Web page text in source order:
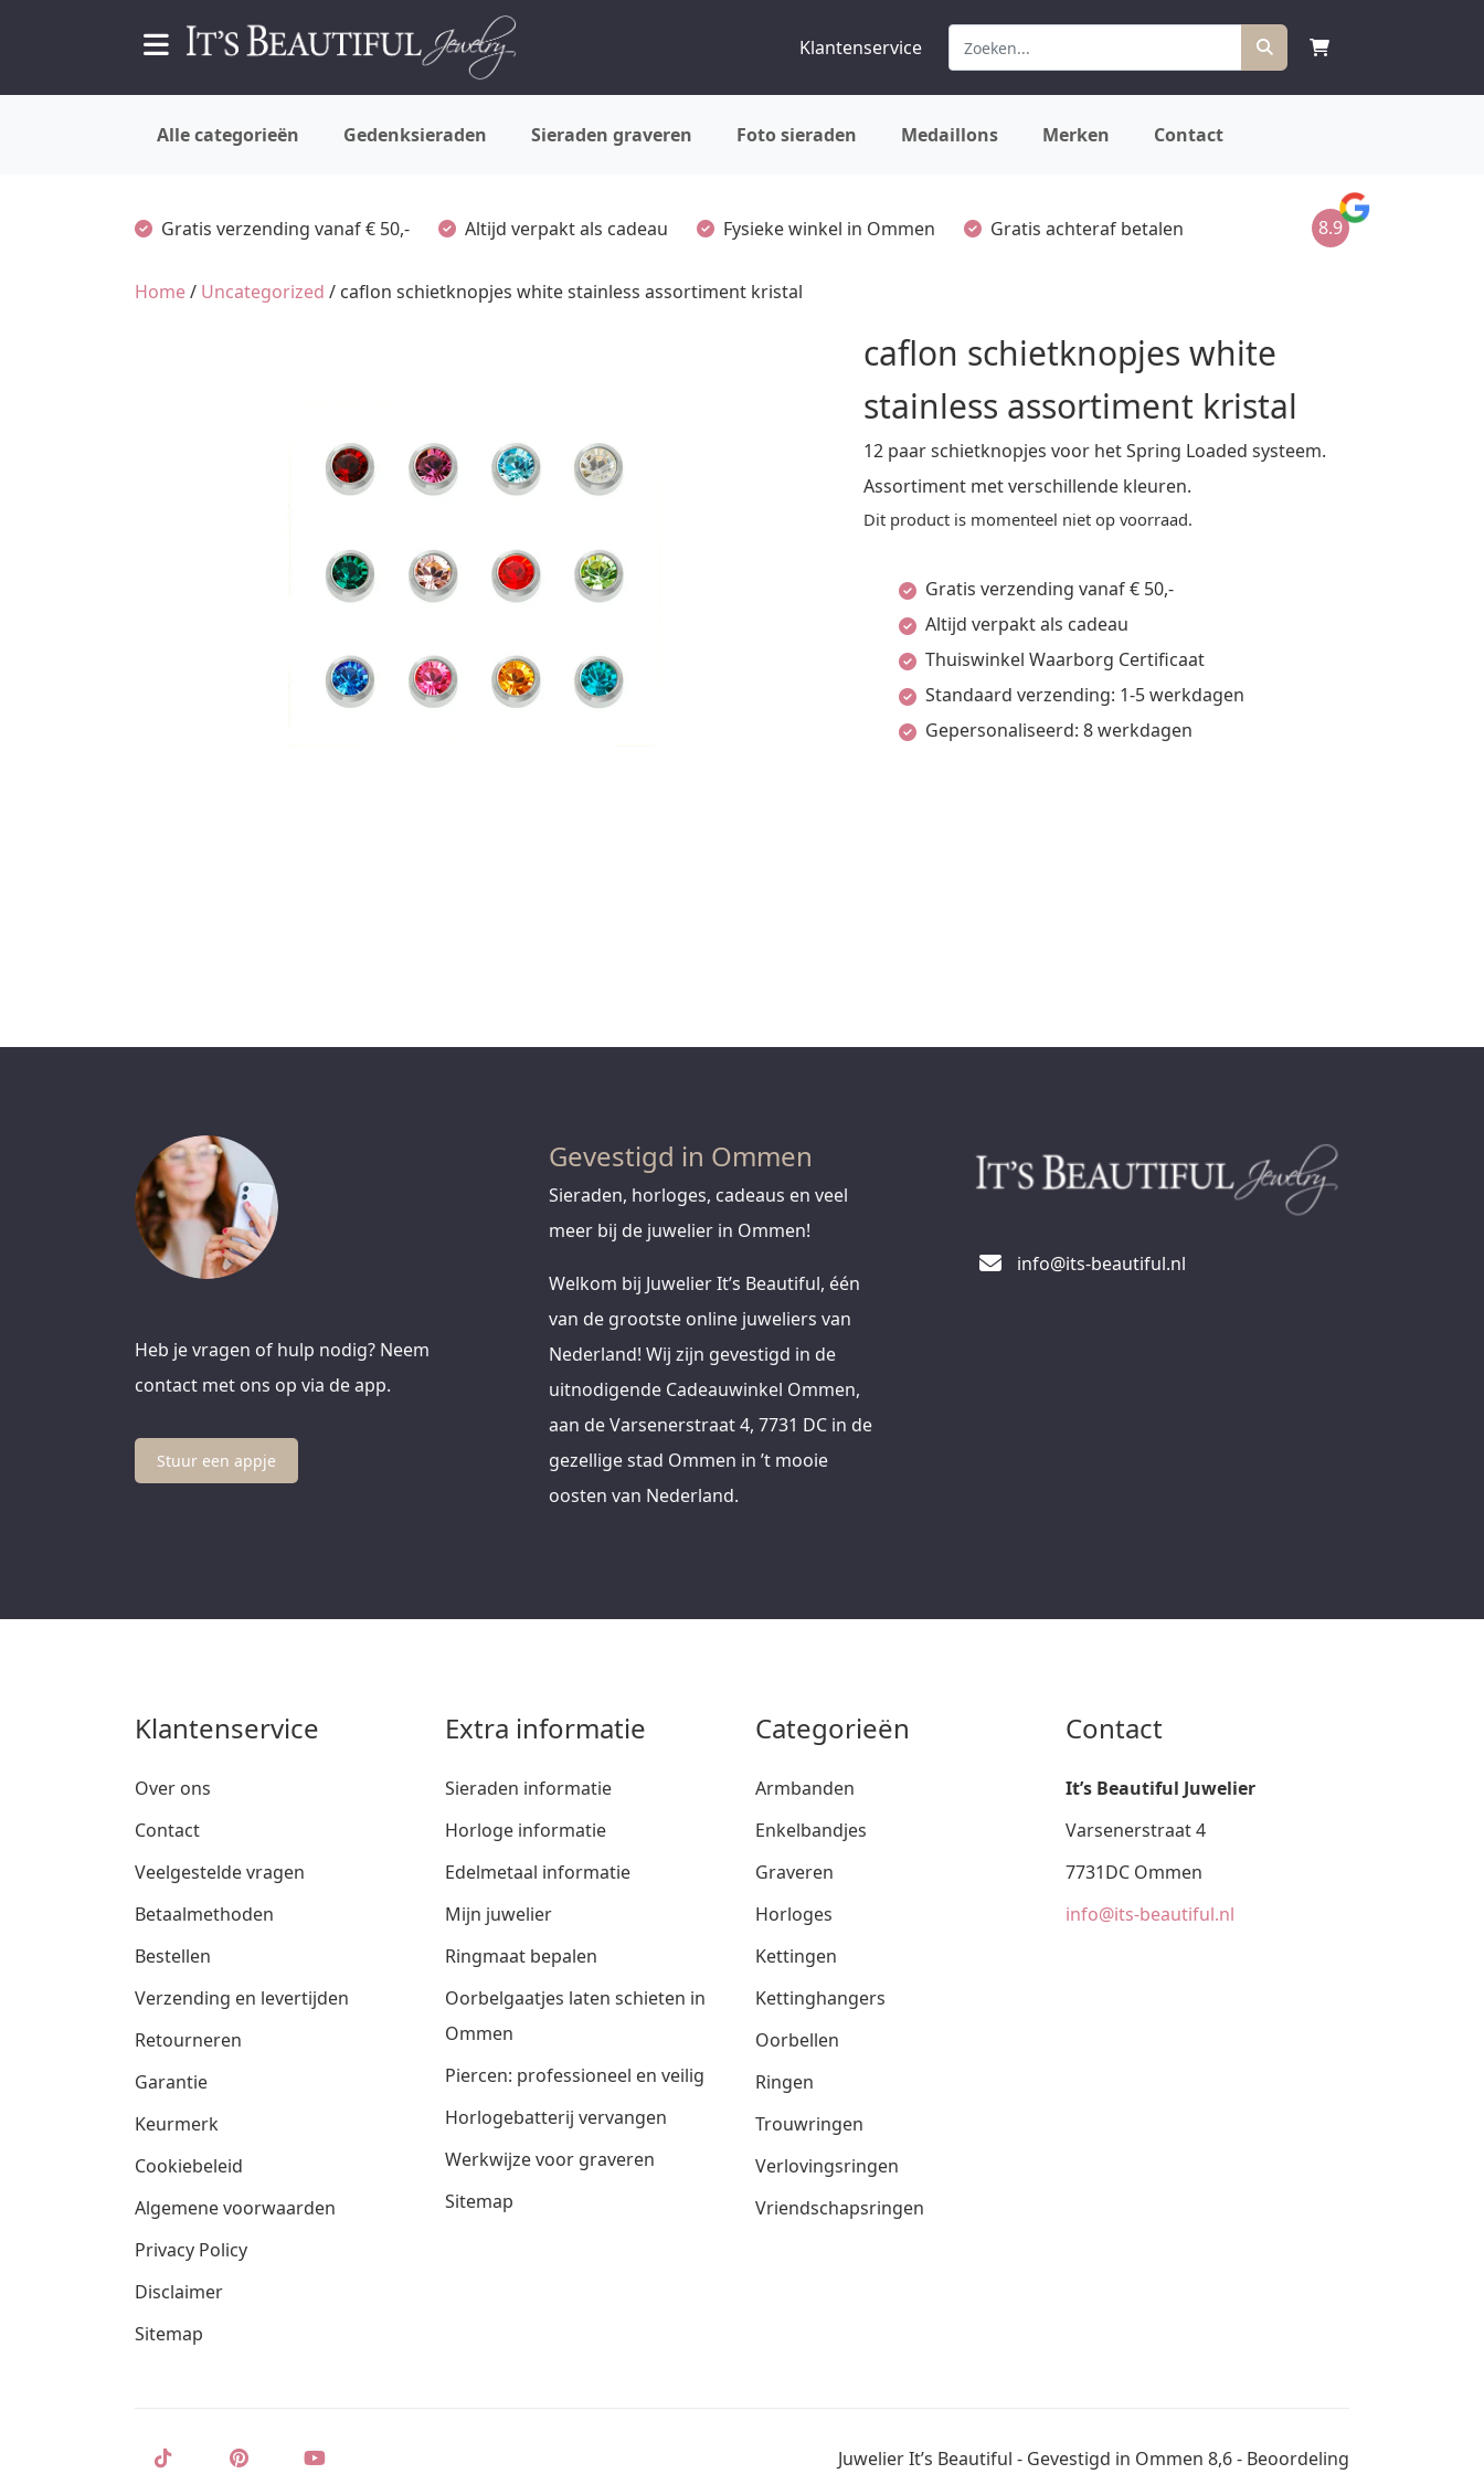
Klantenservice
Alle categorieën Gedenksieraden Sieraden graveren Foto sieraden Medaillons Merken Contact
Gratis verzending vanaf € 50,- Altijd verpakt als cadeau Fysieke winkel in Ommen Gratis achteraf betalen 8.9
Home/ Uncategorized / caflon schietknopjes white stainless assortiment kristal
caflon schietknopjes white
stainless assortiment kristal
12 paar schietknopjes voor het Spring Loaded systeem.
Assortiment met verschillende kleuren.
Dit product is momenteel niet op voorraad.
Gratis verzending vanaf € 50,-
Altijd verpakt als cadeau
Thuiswinkel Waarborg Certificaat
Standaard verzending: 1-5 werkdagen
Gepersonaliseerd: 8 werkdagen
Heb je vragen of hulp nodig? Neem
contact met ons op via de app.
Stuur een appje
Gevestigd in Ommen
Sieraden, horloges, cadeaus en veel
meer bij de juwelier in Ommen!
Welkom bij Juwelier It’s Beautiful, één
van de grootste online juweliers van
Nederland! Wij zijn gevestigd in de
uitnodigende Cadeauwinkel Ommen,
aan de Varsenerstraat 4, 7731 DC in de
gezellige stad Ommen in ’t mooie
oosten van Nederland.
info@its-beautiful.nl
Klantenservice
Over ons
Contact
Veelgestelde vragen
Betaalmethoden
Bestellen
Verzending en levertijden
Retourneren
Garantie
Keurmerk
Cookiebeleid
Algemene voorwaarden
Privacy Policy
Disclaimer
Sitemap
Extra informatie
Sieraden informatie
Horloge informatie
Edelmetaal informatie
Mijn juwelier
Ringmaat bepalen
Oorbelgaatjes laten schieten in
Ommen
Piercen: professioneel en veilig
Horlogebatterij vervangen
Werkwijze voor graveren
Sitemap
Categorieën
Armbanden
Enkelbandjes
Graveren
Horloges
Kettingen
Kettinghangers
Oorbellen
Ringen
Trouwringen
Verlovingsringen
Vriendschapsringen
Contact
It’s Beautiful Juwelier
Varsenerstraat 4
7731DC Ommen
info@its-beautiful.nl
Juwelier It’s Beautiful - Gevestigd in Ommen 8,6 - Beoordeling